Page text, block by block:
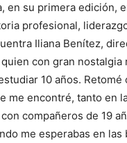
en su primera edición,
profesional,
Iliana Benítez,
con gran
10 años.
me encontré, tanto en
compañeros de 19
me esperabas en